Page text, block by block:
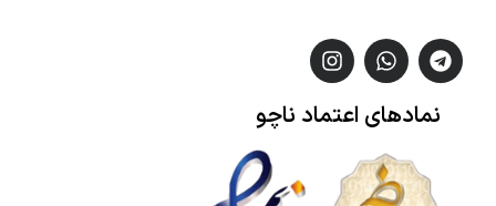
نمادهای اعتماد ناچو